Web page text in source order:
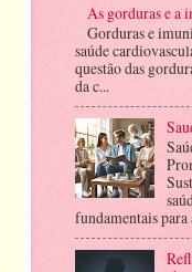
As gorduras e a
Gorduras e
saúde
questão das
da c...
fundamentais para